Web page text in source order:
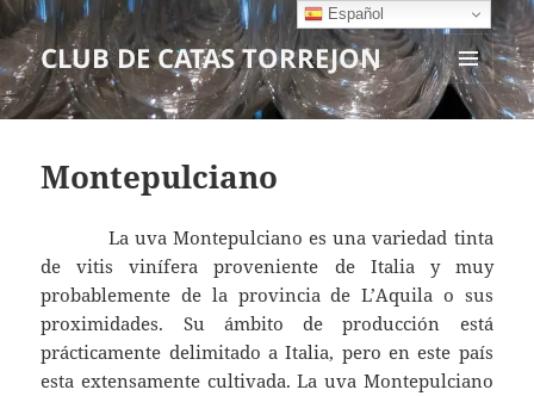
CLUB DE CATAS TORREJON
MENÚ
Y
Montepulciano
La uva Montepulciano es una variedad tinta
de vitis vinífera proveniente de Italia y muy
probablemente de la provincia de L’Aquila o sus
proximidades. Su ámbito de producción está
prácticamente delimitado a Italia, pero en este país
esta extensamente cultivada. La uva Montepulciano
Español